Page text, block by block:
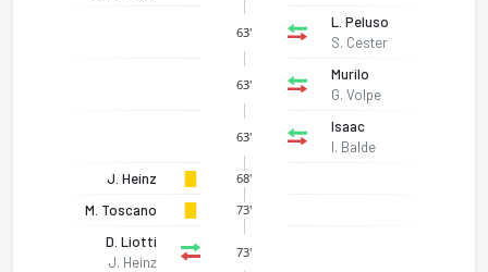
63'
L. Peluso
S. Cester
63'
Murilo
G. Volpe
63'
Isaac
I. Balde
J. Heinz
68'
M. Toscano 73'
D. Liotti
J. Heinz
73'